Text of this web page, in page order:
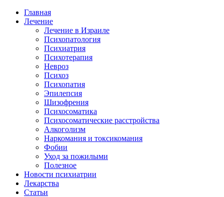
Главная
Лечение
Лечение в Израиле
Психопатология
Психиатрия
Психотерапия
Невроз
Психоз
Психопатия
Эпилепсия
Шизофрения
Психосоматика
Психосоматические расстройства
Алкоголизм
Наркомания и токсикомания
Фобии
Уход за пожилыми
Полезное
Новости психиатрии
Лекарства
Статьи